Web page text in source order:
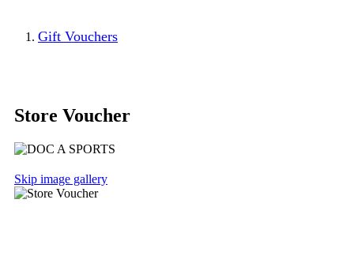
Gift Vouchers
Store Voucher
Skip image gallery